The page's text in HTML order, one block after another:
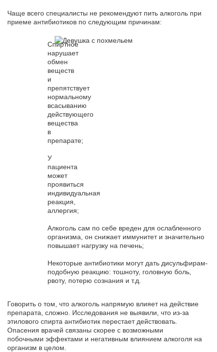
Чаще всего специалисты не рекомендуют пить алкоголь при
приеме антибиотиков по следующим причинам:
Спиртное
нарушает
обмен
веществ
и
препятствует
нормальному
всасыванию
действующего
вещества
в
препарате;
У
пациента
может
проявиться
индивидуальная
реакция,
аллергия;
Алкоголь сам по себе вреден для ослабленного
организма, он снижает иммунитет и значительно
повышает нагрузку на печень;
Некоторые антибиотики могут дать дисульфирам-
подобную реакцию: тошноту, головную боль,
рвоту, потерю сознания и т.д.
Говорить о том, что алкоголь напрямую влияет на действие
препарата, сложно. Исследования не выявили, что из-за
этилового спирта антибиотик перестает действовать.
Опасения врачей связаны скорее с возможными
побочными эффектами и негативным влиянием алкоголя на
организм в целом.